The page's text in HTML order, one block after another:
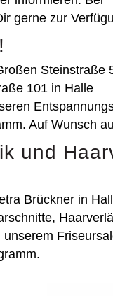
gerne zur
Steinstraße
101 in Halle
Auf Wunsch
und
Brückner in